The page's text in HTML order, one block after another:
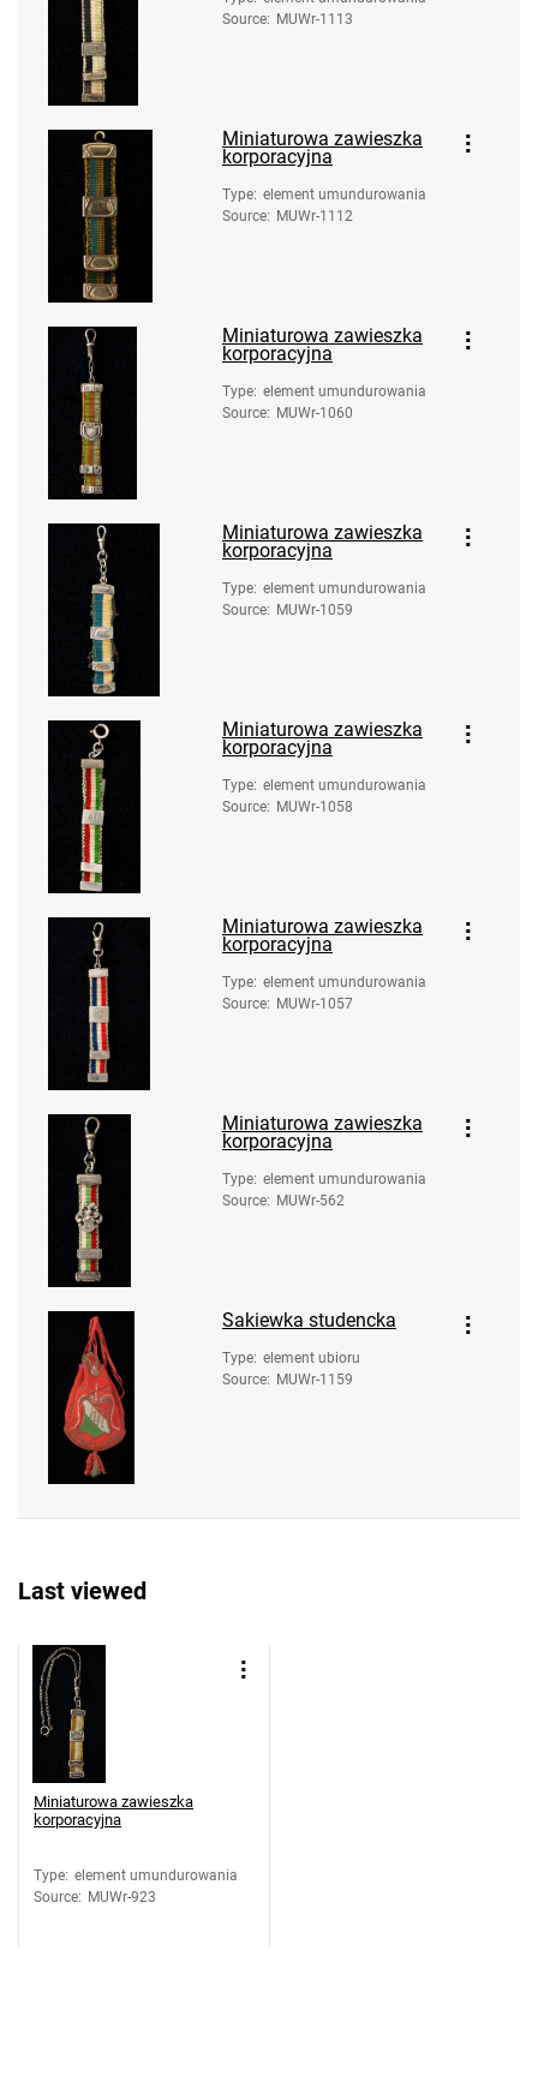
Source: MUWr-1113
Miniaturowa zawieszka
korporacyjna
Type: element umundurowania
Source: MUWr-1112
Miniaturowa zawieszka
korporacyjna
Type: element umundurowania
Source: MUWr-1060
Miniaturowa zawieszka
korporacyjna
Type: element umundurowania
Source: MUWr-1059
Miniaturowa zawieszka
korporacyjna
Type: element umundurowania
Source: MUWr-1058
Miniaturowa zawieszka
korporacyjna
Type: element umundurowania
Source: MUWr-1057
Miniaturowa zawieszka
korporacyjna
Type: element umundurowania
Source: MUWr-562
Sakiewka studencka
Type: element ubioru
Source: MUWr-1159
Last viewed
Miniaturowa zawieszka
korporacyjna
Type: element umundurowania
Source: MUWr-923